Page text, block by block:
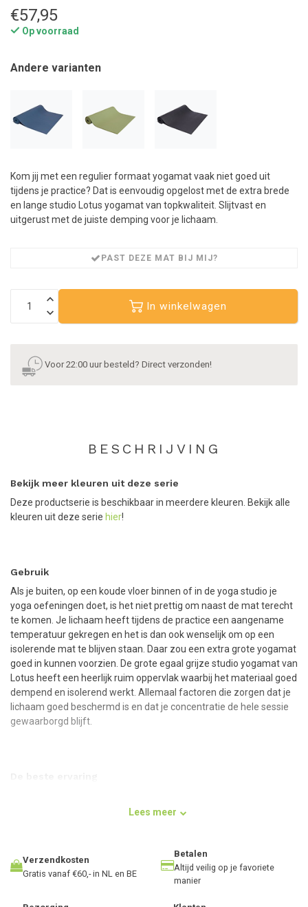
€57,95
Op voorraad
Andere varianten
Kom jij met een regulier formaat yogamat vaak niet goed uit
tijdens je practice? Dat is eenvoudig opgelost met de extra brede
en lange studio Lotus yogamat van topkwaliteit. Slijtvast en
uitgerust met de juiste demping voor je lichaam.
PAST DEZE MAT BIJ MIJ?
In winkelwagen
Voor 22:00 uur besteld? Direct verzonden!
BESCHRIJVING
Bekijk meer kleuren uit deze serie
Deze productserie is beschikbaar in meerdere kleuren. Bekijk alle
kleuren uit deze serie hier!
Gebruik
Als je buiten, op een koude vloer binnen of in de yoga studio je
yoga oefeningen doet, is het niet prettig om naast de mat terecht
te komen. Je lichaam heeft tijdens de practice een aangename
temperatuur gekregen en het is dan ook wenselijk om op een
isolerende mat te blijven staan. Daar zou een extra grote yogamat
goed in kunnen voorzien. De grote egaal grijze studio yogamat van
Lotus heeft een heerlijk ruim oppervlak waarbij het materiaal goed
dempend en isolerend werkt. Allemaal factoren die zorgen dat je
lichaam goed beschermd is en dat je concentratie de hele sessie
gewaarborgd blijft.
mee veert met je lichaam. Het is een robuuste mat die met 4,5
bovenkant hard aanvoelt op je huid. Door de comfortabele maat
van 200 bij 80 centimeter hoef je bovendien niet bang te zijn dat
de mat makkelijk opkrult of wegschuift. Ben je iemand die graag
Lees meer
Verzendkosten
Gratis vanaf €60,- in NL en BE
Betalen
Altijd veilig op je favoriete
manier